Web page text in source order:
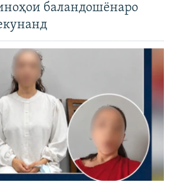
баландошёнаро